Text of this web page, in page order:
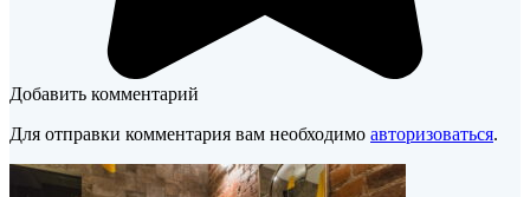
Добавить комментарий
Для отправки комментария вам необходимо авторизоваться.